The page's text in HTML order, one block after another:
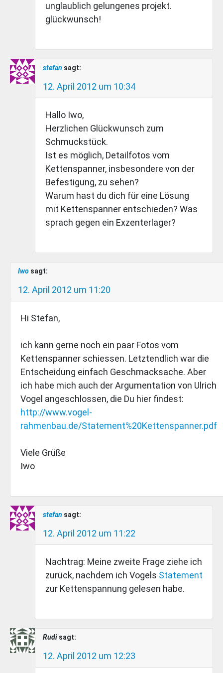
unglaublich gelungenes projekt.
glückwunsch!
stefan sagt:
12. April 2012 um 10:34
Hallo Iwo,
Herzlichen Glückwunsch zum
Schmuckstück.
Ist es möglich, Detailfotos vom
Kettenspanner, insbesondere von der
Befestigung, zu sehen?
Warum hast du dich für eine Lösung
mit Kettenspanner entschieden? Was
sprach gegen ein Exzenterlager?
Iwo sagt:
12. April 2012 um 11:20
Hi Stefan,
ich kann gerne noch ein paar Fotos vom
Kettenspanner schiessen. Letztendlich war die
Entscheidung einfach Geschmacksache. Aber
ich habe mich auch der Argumentation von Ulrich
Vogel angeschlossen, die Du hier findest:
http://www.vogel-
rahmenbau.de/Statement%20Kettenspanner.pdf
Viele Grüße
Iwo
stefan sagt:
12. April 2012 um 11:22
Nachtrag: Meine zweite Frage ziehe ich
zurück, nachdem ich Vogels Statement
zur Kettenspannung gelesen habe.
Rudi sagt:
12. April 2012 um 12:23